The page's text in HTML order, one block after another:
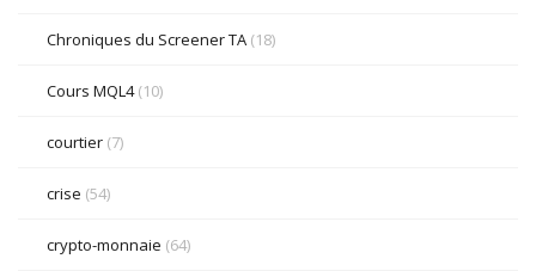
Chroniques du Screener TA (18)
Cours MQL4(10)
courtier (7)
crise (54)
crypto-monnaie (64)